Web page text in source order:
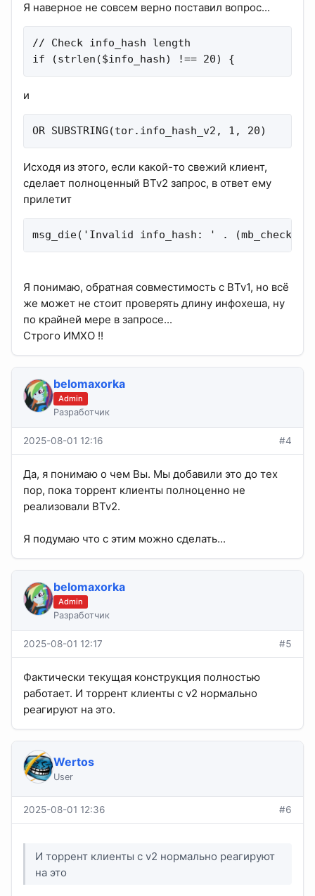
Я наверное не совсем верно поставил вопрос...
// Check info_hash length
if (strlen($info_hash) !== 20) {
и
OR SUBSTRING(tor.info_hash_v2, 1, 20)
Исходя из этого, если какой-то свежий клиент,
сделает полноценный BTv2 запрос, в ответ ему
прилетит
msg_die('Invalid info_hash: ' .
Я понимаю, обратная совместимость с BTv1, но всё
же может не стоит проверять длину инфохеша, ну
по крайней мере в запросе...
Строго ИМХО !!
belomaxorka
Admin
Разработчик
2025-08-01 12:16 #4
Да, я понимаю о чем Вы. Мы добавили это до тех
пор, пока торрент клиенты полноценно не
реализовали BTv2.
Я подумаю что с этим можно сделать...
belomaxorka
Admin
Разработчик
2025-08-01 12:17 #5
Фактически текущая конструкция полностью
работает. И торрент клиенты с v2 нормально
реагируют на это.
Wertos
User
2025-08-01 12:36 #6
И торрент клиенты с v2 нормально реагируют
на это